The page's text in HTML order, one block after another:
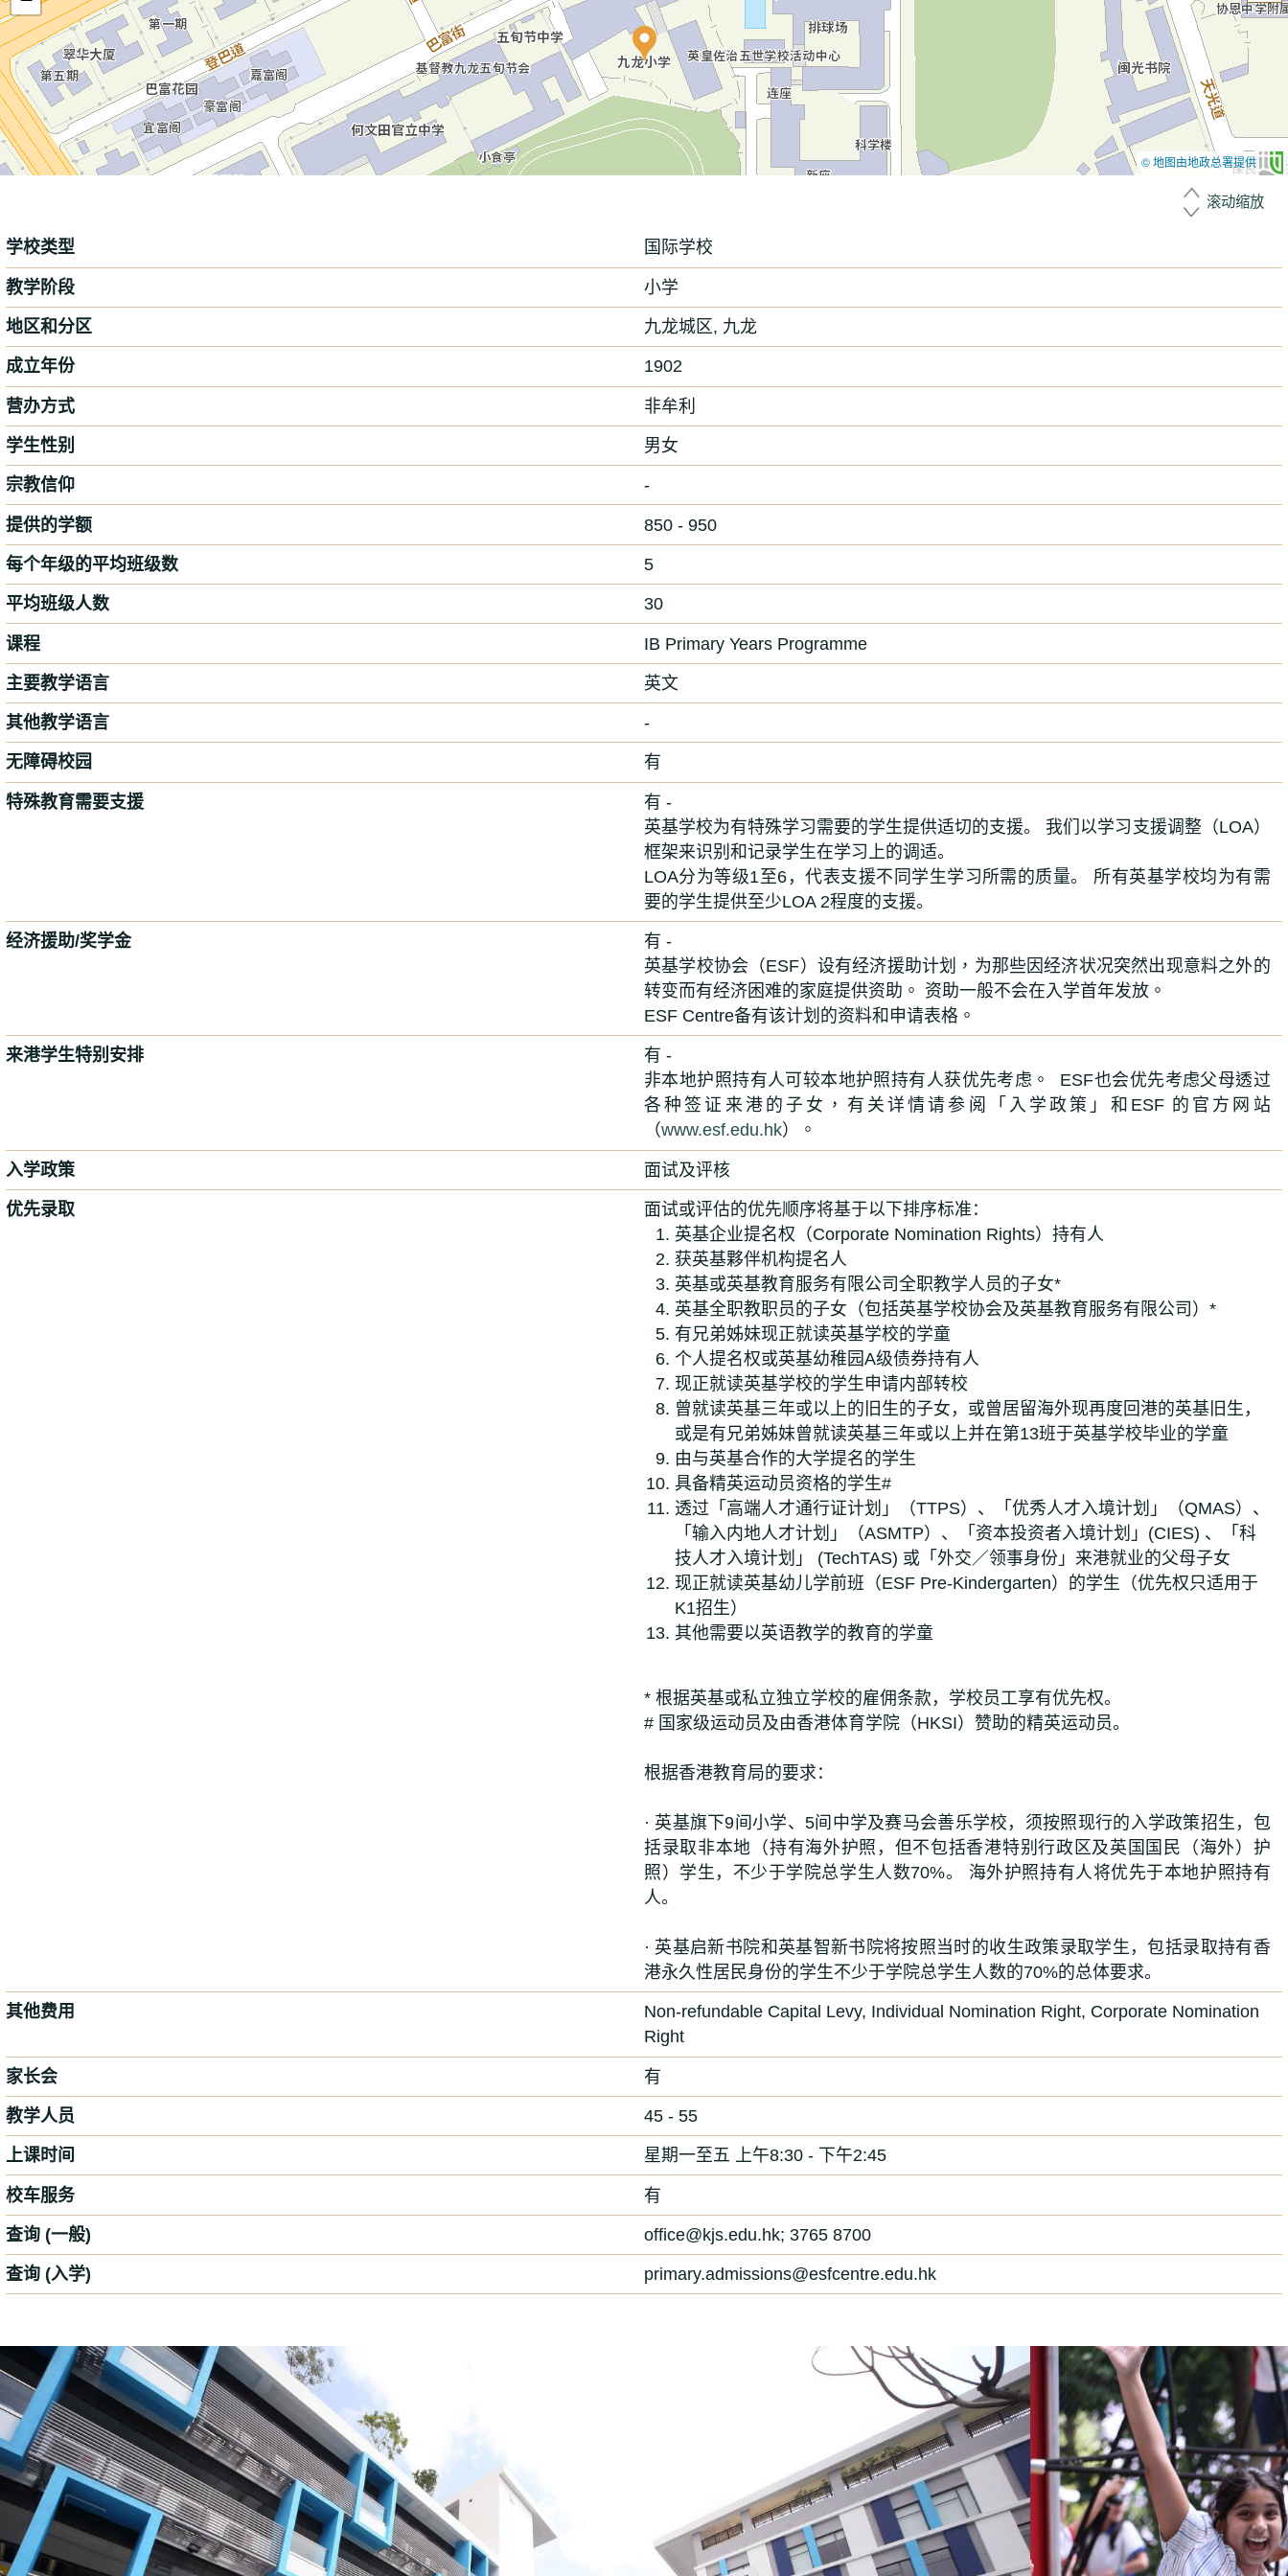
© 地图由地政总署提供
滚动缩放
学校类型 国际学校
教学阶段 小学
地区和分区 九龙城区, 九龙
成立年份 1902
营办方式 非牟利
学生性别 男女
宗教信仰 -
提供的学额 850 - 950
每个年级的平均班级数 5
平均班级人数 30
课程 IB Primary Years Programme
主要教学语言 英文
其他教学语言 -
无障碍校园 有
特殊教育需要支援
有 -
英基学校为有特殊学习需要的学生提供适切的支援。 我们以学习支援调整（LOA）
框架来识别和记录学生在学习上的调适。
LOA分为等级1至6，代表支援不同学生学习所需的质量。 所有英基学校均为有需
要的学生提供至少LOA 2程度的支援。
经济援助/奖学金
有 -
英基学校协会（ESF）设有经济援助计划，为那些因经济状况突然出现意料之外的
转变而有经济困难的家庭提供资助。 资助一般不会在入学首年发放。
ESF Centre备有该计划的资料和申请表格 。
来港学生特别安排
有 -
非本地护照持有人可较本地护照持有人获优先考虑。 ESF也会优先考虑父母透过
各种签证来港的子女，有关详情请参阅「入学政策」和 ESF 的官方网站
（www.esf.edu.hk）。
入学政策 面试及评核
优先录取
面试或评估的优先顺序将基于以下排序标准：
英基企业提名权（Corporate Nomination Rights）持有人
获英基夥伴机构提名人
英基或英基教育服务有限公司全职教学人员的子女*
英基全职教职员的子女（包括英基学校协会及英基教育服务有限公司）*
有兄弟姊妹现正就读英基学校的学童
个人提名权或英基幼稚园A级债券持有人
现正就读英基学校的学生申请内部转校
曾就读英基三年或以上的旧生的子女，或曾居留海外现再度回港的英基旧生，
或是有兄弟姊妹曾就读英基三年或以上并在第13班于英基学校毕业的学童
由与英基合作的大学提名的学生
具备精英运动员资格的学生#
透过「高端人才通行证计划」（TTPS）、「优秀人才入境计划」（QMAS）、
「输入内地人才计划」（ASMTP）、「资本投资者入境计划」(CIES) 、「科
技人才入境计划」 (TechTAS) 或「外交／领事身份」来港就业的父母子女
现正就读英基幼儿学前班（ESF Pre-Kindergarten）的学生（优先权只适用于
K1招生）
其他需要以英语教学的教育的学童
* 根据英基或私立独立学校的雇佣条款，学校员工享有优先权。
# 国家级运动员及由香港体育学院（HKSI）赞助的精英运动员。
根据香港教育局的要求：
· 英基旗下9间小学、5间中学及赛马会善乐学校，须按照现行的入学政策招生，包
括录取非本地（持有海外护照，但不包括香港特别行政区及英国国民（海外）护
照）学生，不少于学院总学生人数70%。 海外护照持有人将优先于本地护照持有
人。
· 英基启新书院和英基智新书院将按照当时的收生政策录取学生，包括录取持有香
港永久性居民身份的学生不少于学院总学生人数的70%的总体要求。
其他费用
Non-refundable Capital Levy, Individual Nomination Right, Corporate Nomination
Right
家长会 有
教学人员 45 - 55
上课时间 星期一至五 上午8:30 - 下午2:45
校车服务 有
查询 (一般) office@kjs.edu.hk; 3765 8700
查询 (入学) primary.admissions@esfcentre.edu.hk